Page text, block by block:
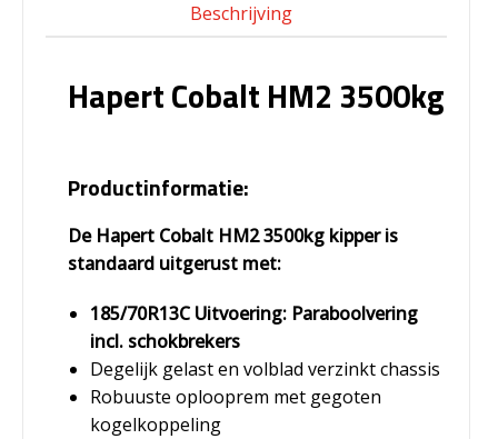
Beschrijving
Hapert Cobalt HM2 3500kg
Productinformatie:
De Hapert Cobalt HM2 3500kg kipper is
standaard uitgerust met:
185/70R13C Uitvoering: Paraboolvering
incl. schokbrekers
Degelijk gelast en volblad verzinkt chassis
Robuuste oplooprem met gegoten
kogelkoppeling